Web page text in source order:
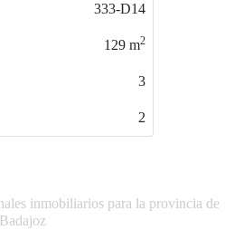
333-D14
m2
inmobiliarios para la provincia de
Badajoz